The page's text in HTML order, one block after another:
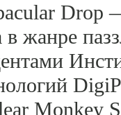
Drop
в жанре
Monkey